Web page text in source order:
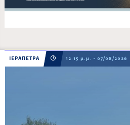
ΙΕΡΑΠΕΤΡΑ 12:15 μ.μ. - 07/08/2026